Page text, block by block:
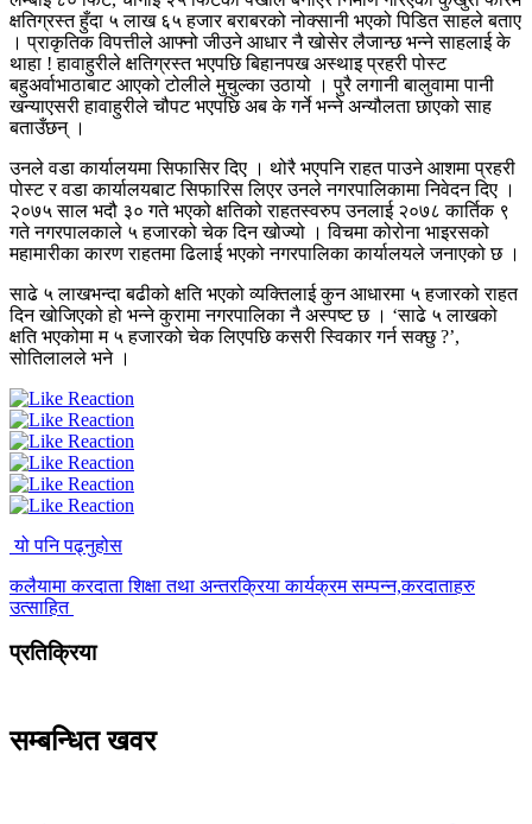
क्षतिग्रस्त हुँदा ५ लाख ६५ हजार बराबरको नोक्सानी भएको पिडित साहले बताए
। प्राकृतिक विपत्तीले आफ्नो जीउने आधार नै खोसेर लैजान्छ भन्ने साहलाई के
थाहा ! हावाहुरीले क्षतिग्रस्त भएपछि बिहानपख अस्थाइ प्रहरी पोस्ट
बहुअर्वाभाठाबाट आएको टोलीले मुचुल्का उठायो । पुरै लगानी बालुवामा पानी
खन्याएसरी हावाहुरीले चौपट भएपछि अब के गर्ने भन्ने अन्यौलता छाएको साह
बताउँछन् ।
उनले वडा कार्यालयमा सिफासिर दिए । थोरै भएपनि राहत पाउने आशमा प्रहरी
पोस्ट र वडा कार्यालयबाट सिफारिस लिएर उनले नगरपालिकामा निवेदन दिए ।
२०७५ साल भदौ ३० गते भएको क्षतिको राहतस्वरुप उनलाई २०७८ कार्तिक ९
गते नगरपालकाले ५ हजारको चेक दिन खोज्यो । विचमा कोरोना भाइरसको
महामारीका कारण राहतमा ढिलाई भएको नगरपालिका कार्यालयले जनाएको छ ।
साढे ५ लाखभन्दा बढीको क्षति भएको व्यक्तिलाई कुन आधारमा ५ हजारको राहत
दिन खोजिएको हो भन्ने कुरामा नगरपालिका नै अस्पष्ट छ । ‘साढे ५ लाखको
क्षति भएकोमा म ५ हजारको चेक लिएपछि कसरी स्विकार गर्न सक्छु ?’,
सोतिलालले भने ।
यो पनि पढ्नुहोस
कलैयामा करदाता शिक्षा तथा अन्तरक्रिया कार्यक्रम सम्पन्न,करदाताहरु
उत्साहित
प्रतिक्रिया
सम्बन्धित खवर